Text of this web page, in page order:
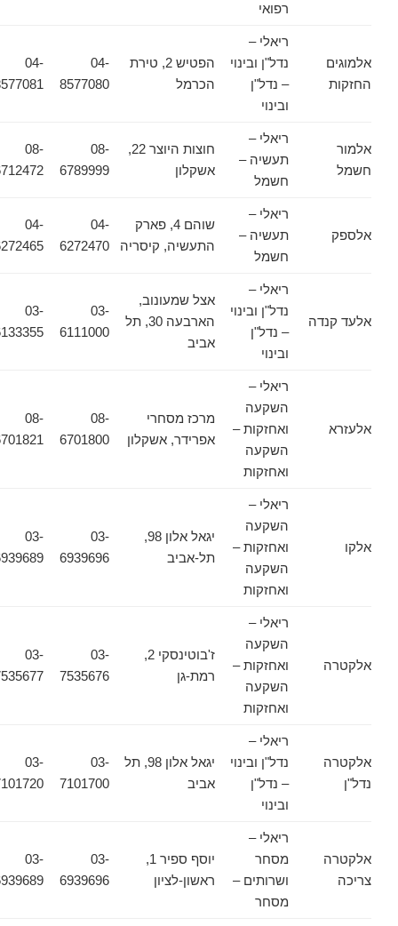
רפואי
אלמוגים
החזקות
ריאלי –
נדל"ן ובינוי
– נדל"ן
ובינוי
הפטיש 2, טירת
הכרמל
04-
8577080
04-
8577081
אלמור
חשמל
ריאלי –
תעשיה –
חשמל
חוצות היוצר 22,
אשקלון
08-
6789999
08-
6712472
אלספק
ריאלי –
תעשיה –
חשמל
שוהם 4, פארק
התעשיה, קיסריה
04-
6272470
04-
6272465
אלעד קנדה
ריאלי –
נדל"ן ובינוי
– נדל"ן
ובינוי
אצל שמעונוב,
הארבעה 30, תל
אביב
03-
6111000
03-
6133355
אלעזרא
ריאלי –
השקעה
ואחזקות –
השקעה
ואחזקות
מרכז מסחרי
אפרידר, אשקלון
08-
6701800
08-
6701821
אלקו
ריאלי –
השקעה
ואחזקות –
השקעה
ואחזקות
יגאל אלון 98,
תל-אביב
03-
6939696
03-
6939689
אלקטרה
ריאלי –
השקעה
ואחזקות –
השקעה
ואחזקות
ז'בוטינסקי 2,
רמת-גן
03-
7535676
03-
7535677
אלקטרה
נדל"ן
ריאלי –
נדל"ן ובינוי
– נדל"ן
ובינוי
יגאל אלון 98, תל
אביב
03-
7101700
03-
7101720
אלקטרה
צריכה
ריאלי –
מסחר
ושרותים –
מסחר
יוסף ספיר 1,
ראשון-לציון
03-
6939696
03-
6939689